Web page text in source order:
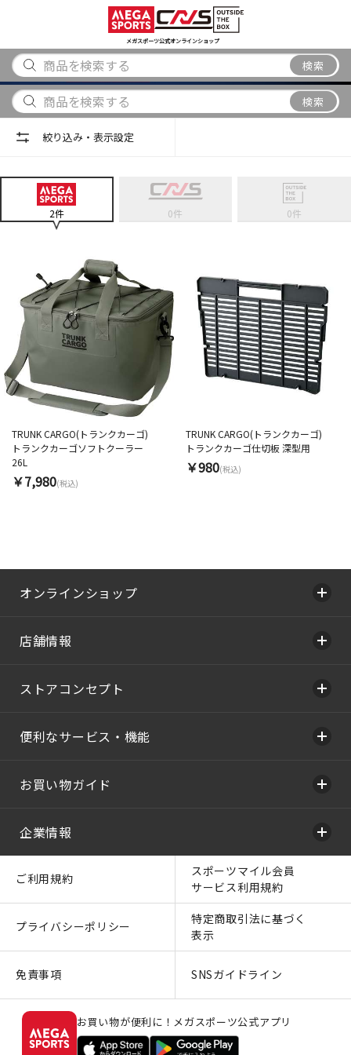
メガスポーツ公式オンラインショップ
検索
アウトドア
から探す
ブランド
から探す
検索
絞り込み・表示設定
2件 0件 0件
TRUNK CARGO(トランクカーゴ)
トランクカーゴソフトクーラー
26L
￥7,980(税込)
TRUNK CARGO(トランクカーゴ)
トランクカーゴ仕切板 深型用
￥980(税込)
オンラインショップ
店舗情報
ストアコンセプト
便利なサービス・機能
お買い物ガイド
企業情報
ご利用規約
スポーツマイル会員
サービス利用規約
プライバシーポリシー
特定商取引法に基づく
表示
免責事項 SNSガイドライン
お買い物が便利に！メガスポーツ公式アプリ